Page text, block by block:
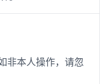
非本人操作，请忽